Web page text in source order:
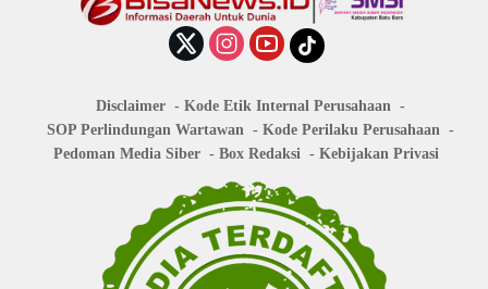
Disclaimer
Kode Etik Internal Perusahaan
SOP Perlindungan Wartawan
Kode Perilaku Perusahaan
Pedoman Media Siber
Box Redaksi Kebijakan Privasi